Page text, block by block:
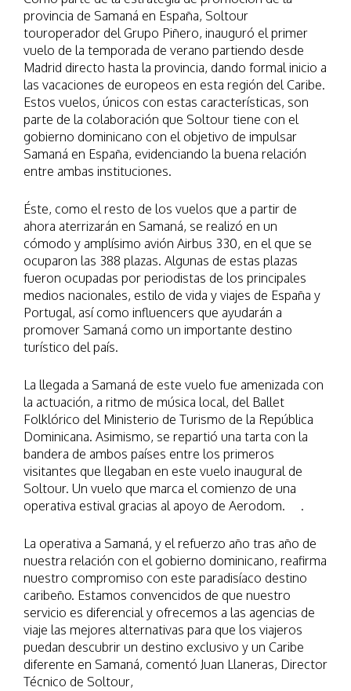
provincia de Samaná en España, Soltour
touroperador del Grupo Piñero, inauguró el primer
vuelo de la temporada de verano partiendo desde
Madrid directo hasta la provincia, dando formal inicio a
las vacaciones de europeos en esta región del Caribe.
Estos vuelos, únicos con estas características, son
parte de la colaboración que Soltour tiene con el
gobierno dominicano con el objetivo de impulsar
Samaná en España, evidenciando la buena relación
entre ambas instituciones.
Éste, como el resto de los vuelos que a partir de
ahora aterrizarán en Samaná, se realizó en un
cómodo y amplísimo avión Airbus 330, en el que se
ocuparon las 388 plazas. Algunas de estas plazas
fueron ocupadas por periodistas de los principales
medios nacionales, estilo de vida y viajes de España y
Portugal, así como influencers que ayudarán a
promover Samaná como un importante destino
turístico del país.
La llegada a Samaná de este vuelo fue amenizada con
la actuación, a ritmo de música local, del Ballet
Folklórico del Ministerio de Turismo de la República
Dominicana. Asimismo, se repartió una tarta con la
bandera de ambos países entre los primeros
visitantes que llegaban en este vuelo inaugural de
Soltour. Un vuelo que marca el comienzo de una
operativa estival gracias al apoyo de Aerodom. .
La operativa a Samaná, y el refuerzo año tras año de
nuestra relación con el gobierno dominicano, reafirma
nuestro compromiso con este paradisíaco destino
caribeño. Estamos convencidos de que nuestro
servicio es diferencial y ofrecemos a las agencias de
viaje las mejores alternativas para que los viajeros
puedan descubrir un destino exclusivo y un Caribe
diferente en Samaná, comentó Juan Llaneras, Director
Técnico de Soltour,